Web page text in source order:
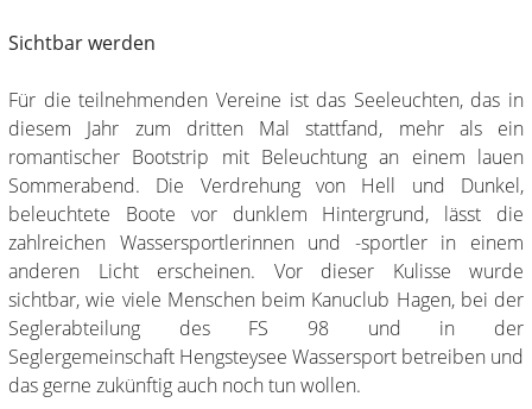
Sichtbarwerden
Für die teilnehmenden Vereine ist das Seeleuchten, das in
diesem Jahr zum dritten Mal stattfand, mehr als ein
romantischer Bootstrip mit Beleuchtung an einem lauen
Sommerabend. Die Verdrehung von Hell und Dunkel,
beleuchtete Boote vor dunklem Hintergrund, lässt die
zahlreichen Wassersportlerinnen und -sportler in einem
anderen Licht erscheinen. Vor dieser Kulisse wurde
sichtbar, wie viele Menschen beim Kanuclub Hagen, bei der
Seglerabteilung des FS 98 und in der
Seglergemeinschaft Hengsteysee Wassersport betreiben und
das gerne zukünftig auch noch tun wollen.